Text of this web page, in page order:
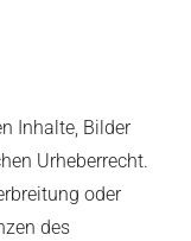
Inhalte, Bilder
Urheberrecht.
oder
des